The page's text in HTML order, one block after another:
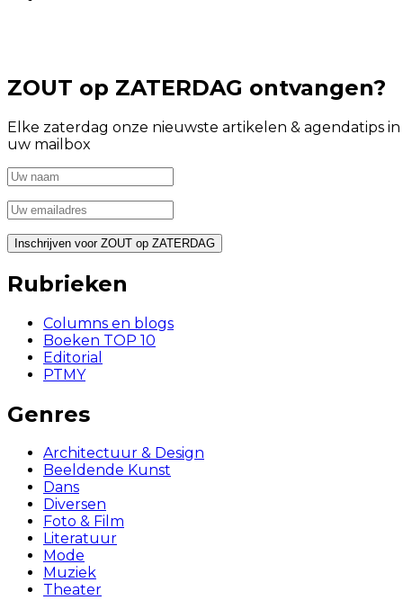
ZOUT op ZATERDAG ontvangen?
Elke zaterdag onze nieuwste artikelen & agendatips in
uw mailbox
Rubrieken
Columns en blogs
Boeken TOP 10
Editorial
PTMY
Genres
Architectuur & Design
Beeldende Kunst
Dans
Diversen
Foto & Film
Literatuur
Mode
Muziek
Theater